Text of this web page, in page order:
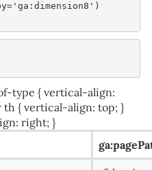
='ga:dimension8' )
type { vertical-align:
th { vertical-align: top; }
right; }